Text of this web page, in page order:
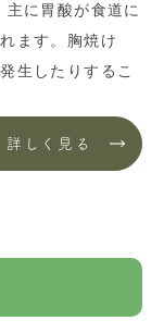
に胃酸が食道に
ます。胸焼け
生したりするこ
詳しく見る